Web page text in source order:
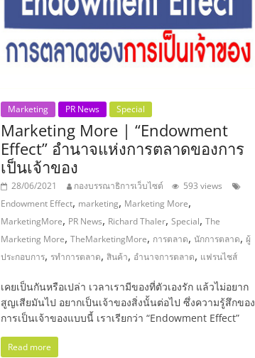
Marketing PR News Special
Marketing More | “Endowment
Effect” อำนาจแห่งการตลาดของการ
เป็นเจ้าของ
28/06/2021 กองบรรณาธิการเว็บไซต์
593 views
Endowment Effect, marketing, Marketing More,
MarketingMore, PR News, Richard Thaler,Special,The
Marketing More,TheMarketingMore, การตลาด,นักการตลาด,ผู้
ประกอบการ, รทำการตลาด,สินค้า, อำนาจการตลาด, แฟรนไชส์
เคยเป็นกันหรือเปล่า เวลาเรามีของที่ตัวเองรัก แล้วไม่อยาก
สูญเสียมันไป อยากเป็นเจ้าของสิ่งนั้นต่อไป ซึ่งความรู้สึกของ
การเป็นเจ้าของแบบนี้ เราเรียกว่า “Endowment Effect”
Read more